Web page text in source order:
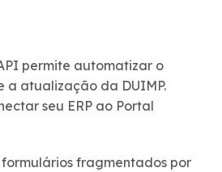
permite automatizar o
a atualização da DUIMP.
seu ERP ao Portal
formulários fragmentados por